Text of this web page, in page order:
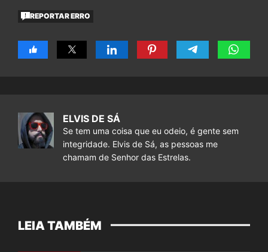
REPORTAR ERRO
ELVIS DE SÁ
Se tem uma coisa que eu odeio, é gente sem
integridade. Elvis de Sá, as pessoas me
chamam de Senhor das Estrelas.
LEIA TAMBÉM